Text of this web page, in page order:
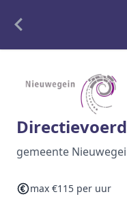
Alle
Freelance
Detachering
Interim
gemeente
max €115 per uur